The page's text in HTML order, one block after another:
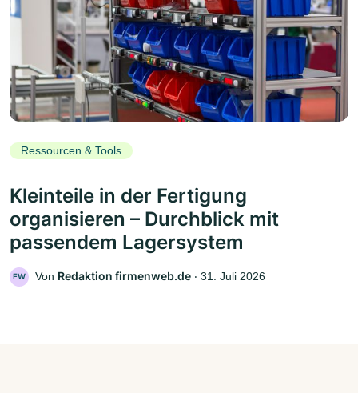
Ressourcen & Tools
Kleinteile in der Fertigung
organisieren – Durchblick mit
passendem Lagersystem
FW Von Redaktion firmenweb.de ‧ 31. Juli 2026